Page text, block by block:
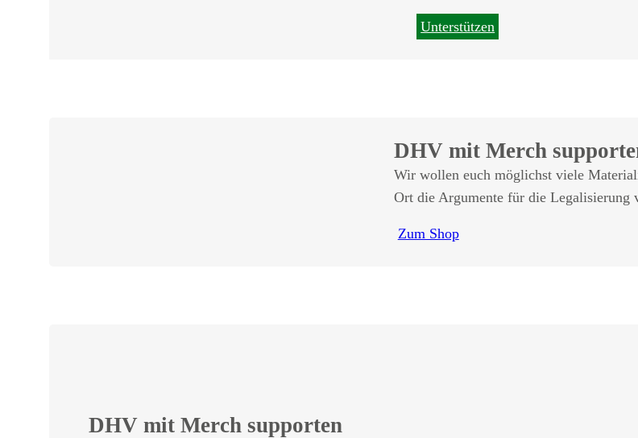
Unterstützen
DHV mit Merch
Wir wollen euch möglichst viele
Ort die Argumente für die Legalisierung
Zum Shop
DHV mit Merch supporten